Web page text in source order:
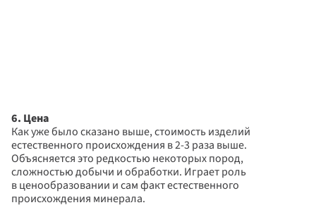
6. Цена
Как уже было сказано выше, стоимость изделий
естественного происхождения в 2-3 раза выше.
Объясняется это редкостью некоторых пород,
сложностью добычи и обработки. Играет роль
в ценообразовании и сам факт естественного
происхождения минерала.